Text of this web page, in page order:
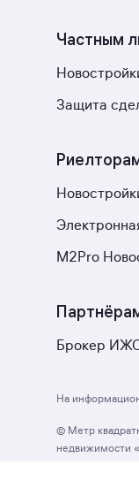
Частным
Защита
M2Pro
Брокер
На
© Метр
недвижимости